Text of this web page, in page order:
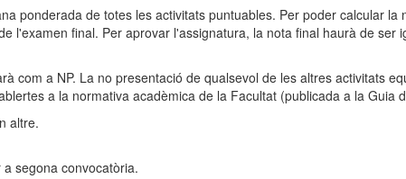
ponderada de totes les activitats puntuables. Per poder calcular
l'examen final. Per aprovar l'assignatura, la nota final haurà de ser
com a NP. La no presentació de qualsevol de les altres activitats
a la normativa acadèmica de la Facultat (publicada a la Guia
altre.
segona convocatòria.